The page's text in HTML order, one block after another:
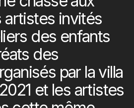
invités
des enfants
des
par la villa
et les artistes